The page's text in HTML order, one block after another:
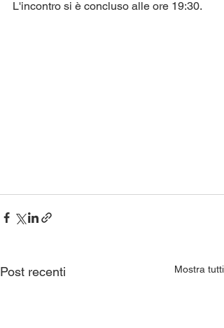
L'incontro si è concluso alle ore 19:30.
Post recenti Mostra tutti